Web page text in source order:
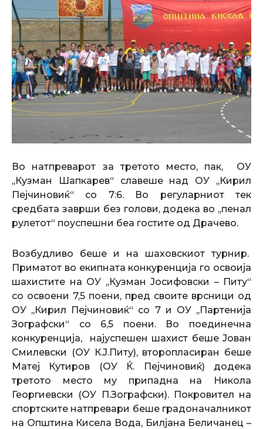
Во натпреварот за третото место, пак, ОУ
,,Кузман Шапкарев“ славеше над ОУ ,,Кирил
Пејчиновиќ“ со 7:6. Во регуларниот тек
средбата заврши без голови, додека во ,,пенал
рулетот“ поуспешни беа гостите од Драчево.
Возбудливо беше и на шаховскиот турнир.
Приматот во екипната конкуренција го освоија
шахистите на ОУ ,,Кузман Јосифовски – Питу“
со освоени 7,5 поени, пред своите врсници од
ОУ ,,Кирил Пејчиновиќ“ со 7 и ОУ ,,Партенија
Зографски“ со 6,5 поени. Во поединечна
конкуренција, најуспешен шахист беше Јован
Смилевски (ОУ К.Ј.Питу), второпласиран беше
Матеј Кутиров (ОУ Ќ. Пејчиновиќ) додека
третото место му припадна на Никола
Георгиевски (ОУ П.Зографски). Покровител на
спортските натпревари беше градоначалникот
на Општина Кисела Вода, Билјана Беличанец –